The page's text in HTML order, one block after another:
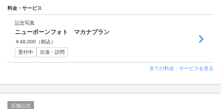
料金・サービス
記念写真
ニューボーンフォト マカナプラン
￥48,000 （税込）
受付中
出張・訪問
全ての料金・サービスを見る
店舗公式